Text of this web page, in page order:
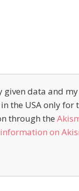
given data and
the USA only for
through the
on